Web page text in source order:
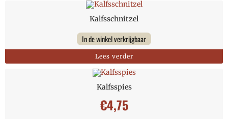
Kalfsschnitzel
In de winkel verkrijgbaar
Lees verder
Kalfsspies
€4,75